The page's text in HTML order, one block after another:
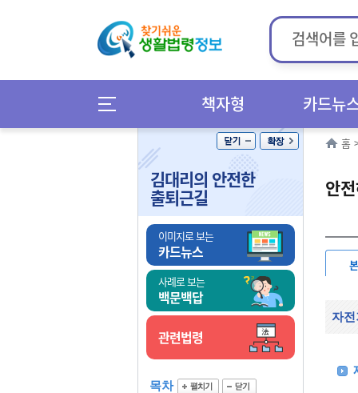
책자형 카드뉴
김대리의 안전한
출퇴근길
이미지로 보는
카드뉴스
사례로 보는
백문백답
관련법령
목차
홈
안
자